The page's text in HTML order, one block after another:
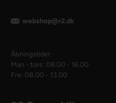
webshop@r2.dk
Åbningstider
Man - tors: 08.00 - 16.00
Fre: 08.00 - 13.00